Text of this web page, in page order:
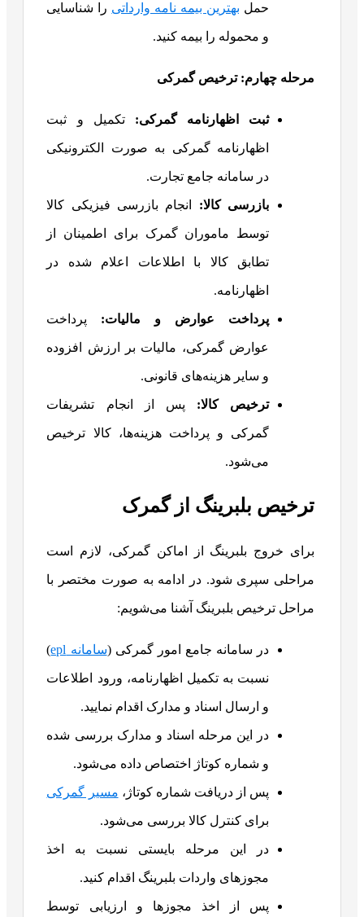
حمل بهترین بیمه نامه وارداتی را شناسایی
و محموله را بیمه کنید.
مرحله چهارم: ترخیص گمرکی
ثبت اظهارنامه گمرکی: تکمیل و ثبت
اظهارنامه گمرکی به صورت الکترونیکی
در سامانه جامع تجارت.
بازرسی کالا: انجام بازرسی فیزیکی کالا
توسط ماموران گمرک برای اطمینان از
تطابق کالا با اطلاعات اعلام شده در
اظهارنامه.
پرداخت عوارض و مالیات: پرداخت
عوارض گمرکی، مالیات بر ارزش افزوده
و سایر هزینه‌های قانونی.
ترخیص کالا: پس از انجام تشریفات
گمرکی و پرداخت هزینه‌ها، کالا ترخیص
می‌شود.
ترخیص بلبرینگ از گمرک
برای خروج بلبرینگ از اماکن گمرکی، لازم است
مراحلی سپری شود. در ادامه به صورت مختصر با
مراحل ترخیص بلبرینگ آشنا می‌شویم:
در سامانه جامع امور گمرکی (سامانه epl )
نسبت به تکمیل اظهارنامه، ورود اطلاعات
و ارسال اسناد و مدارک اقدام نمایید.
در این مرحله اسناد و مدارک بررسی شده
و شماره کوتاژ اختصاص داده می‌شود.
پس از دریافت شماره کوتاژ، مسیر گمرکی
برای کنترل کالا بررسی می‌شود.
در این مرحله بایستی نسبت به اخذ
مجوزهای واردات بلبرینگ اقدام کنید.
پس از اخذ مجوزها و ارزیابی توسط